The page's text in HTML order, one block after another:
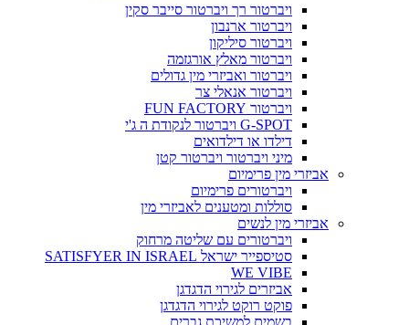
ויברטור רך ויברטור סייבר סקין
ויברטור ארנבון
ויברטור סיליקון
ויברטור מאלץ אורגזמה
ויברטור ואביזרי מין גדולים
ויברטור אנאלי צר
ויברטור FUN FACTORY
G-SPOT ויברטור לנקודת ה ג'י
דילדו או דילדואים
מיני ויברטור ויברטור קטן
אביזרי מין פרימיום
ויברטורים פרימיום
סוללות ומטענים לאביזרי מין
אביזרי מין לנשים
ויברטורים עם שליטה מרחוק
סטיספייר ישראל SATISFYER IN ISRAEL
WE VIBE
אביזרים לגירוי הדגדגן
פוקט רוקט לגירוי הדגדגן
בשמים למשיכת גברים